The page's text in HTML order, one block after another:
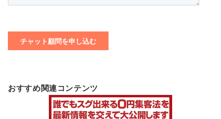
おすすめ関連コンテンツ